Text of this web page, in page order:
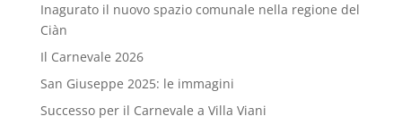
Inagurato il nuovo spazio comunale nella regione del
Ciàn
Il Carnevale 2026
San Giuseppe 2025: le immagini
Successo per il Carnevale a Villa Viani